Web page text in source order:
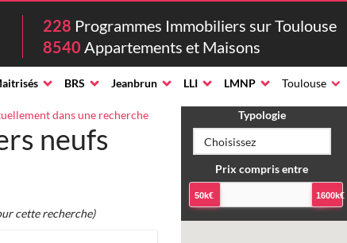
228 Programmes Immobiliers sur Toulouse
8540 Appartements et Maisons
BRS Jeanbrun LLI LMNP Toulouse
dans une recherche
neufs
cette recherche)
Typologie
Prix compris entre
50k€ 1600k€